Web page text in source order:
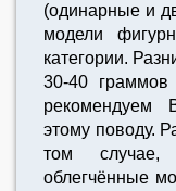
(одинарные и
модели
категории.
30-40
рекомендуем
этому поводу.
том случае,
облегчённые